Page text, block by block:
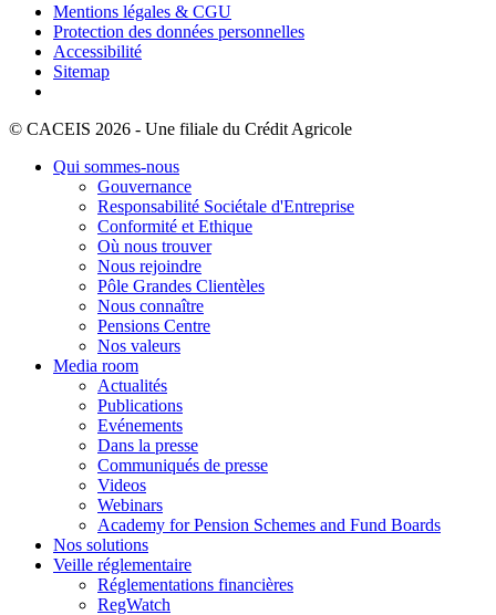
Mentions légales & CGU
Protection des données personnelles
Accessibilité
Sitemap
© CACEIS 2026 - Une filiale du Crédit Agricole
Qui sommes-nous
Gouvernance
Responsabilité Sociétale d'Entreprise
Conformité et Ethique
Où nous trouver
Nous rejoindre
Pôle Grandes Clientèles
Nous connaître
Pensions Centre
Nos valeurs
Media room
Actualités
Publications
Evénements
Dans la presse
Communiqués de presse
Videos
Webinars
Academy for Pension Schemes and Fund Boards
Nos solutions
Veille réglementaire
Réglementations financières
RegWatch